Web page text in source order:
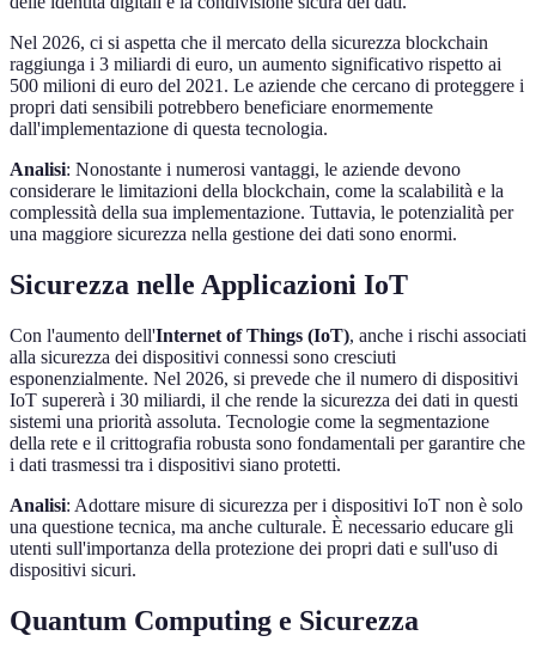
Nel 2026, ci si aspetta che il mercato della sicurezza blockchain
raggiunga i 3 miliardi di euro, un aumento significativo rispetto ai
500 milioni di euro del 2021. Le aziende che cercano di proteggere i
propri dati sensibili potrebbero beneficiare enormemente
dall'implementazione di questa tecnologia.
Analisi: Nonostante i numerosi vantaggi, le aziende devono
considerare le limitazioni della blockchain, come la scalabilità e la
complessità della sua implementazione. Tuttavia, le potenzialità per
una maggiore sicurezza nella gestione dei dati sono enormi.
Sicurezza nelle Applicazioni IoT
Con l'aumento dell'Internet of Things (IoT), anche i rischi associati
alla sicurezza dei dispositivi connessi sono cresciuti
esponenzialmente. Nel 2026, si prevede che il numero di dispositivi
IoT supererà i 30 miliardi, il che rende la sicurezza dei dati in questi
sistemi una priorità assoluta. Tecnologie come la segmentazione
della rete e il crittografia robusta sono fondamentali per garantire che
i dati trasmessi tra i dispositivi siano protetti.
Analisi: Adottare misure di sicurezza per i dispositivi IoT non è solo
una questione tecnica, ma anche culturale. È necessario educare gli
utenti sull'importanza della protezione dei propri dati e sull'uso di
dispositivi sicuri.
Quantum Computing e Sicurezza